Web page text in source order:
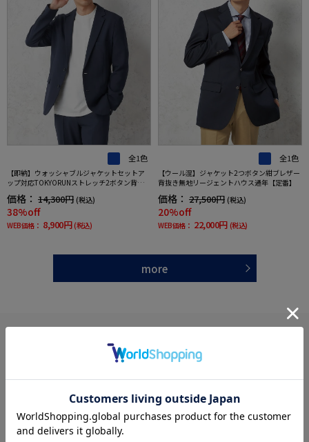
全1色
【即納】ウォッシャブルジャケットセットア
ップ対応TOKYORUNストレッチ2ボタン背抜き
価格： 14,300円 (税込)
38%off
WEB価格： 8,900円 (税込)
全1色
【ウール混】ジャケット2つボタン紺ブレザー
背抜き無地リージェントハウス通年【定番】
価格： 27,500円 (税込)
20%off
WEB価格： 22,000円 (税込)
more
あなたへのおすすめ
RECOMMEND ITEM